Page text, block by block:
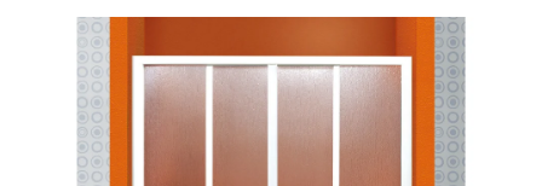
produktu
hvězdiček.